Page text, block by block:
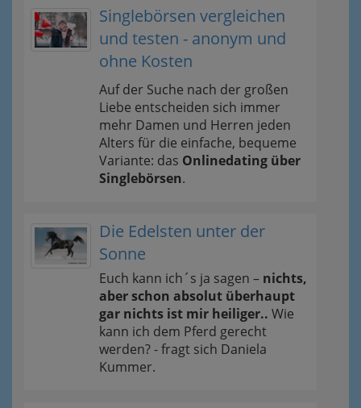
Singlebörsen vergleichen
und testen - anonym und
ohne Kosten
Auf der Suche nach der großen
Liebe entscheiden sich immer
mehr Damen und Herren jeden
Alters für die einfache, bequeme
Variante: das Onlinedating über
Singlebörsen.
Die Edelsten unter der
Sonne
Euch kann ich´s ja sagen – nichts,
aber schon absolut überhaupt
gar nichts ist mir heiliger.. Wie
kann ich dem Pferd gerecht
werden? - fragt sich Daniela
Kummer.